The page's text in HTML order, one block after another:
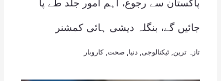
پاکستان سے رجوع، اہم امور جلد طے پا
جائیں گے، بنگلہ دیشی ہائی کمشنر
تازہ ترین ٹیکنالوجی دنیا صحت کاروبار